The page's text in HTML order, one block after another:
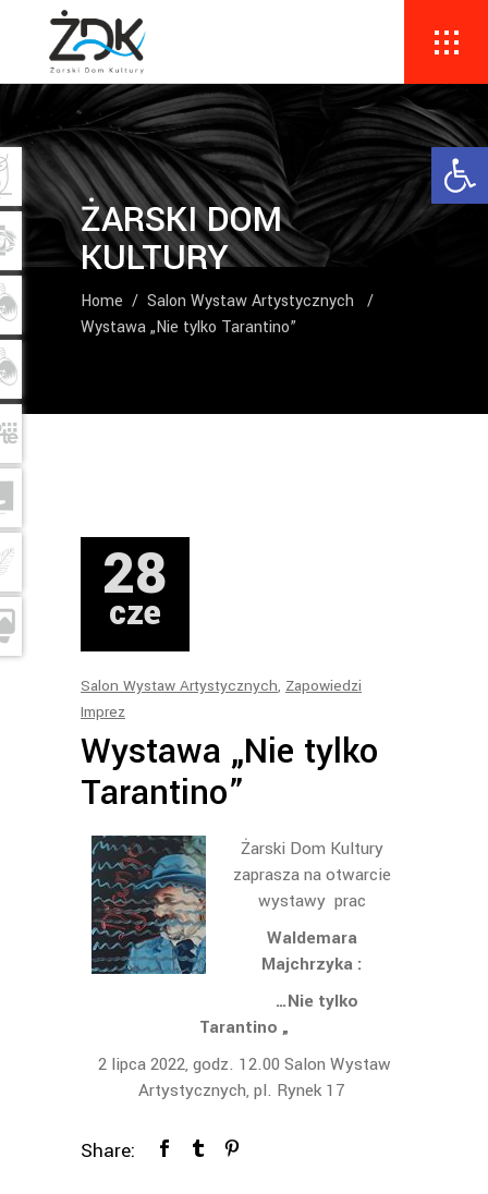
ŻARSKI DOM
KULTURY
Home / Salon Wystaw Artystycznych
/
Wystawa „Nie tylko Tarantino”
28
cze
Salon Wystaw Artystycznych, Zapowiedzi
Imprez
Wystawa „Nie tylko
Tarantino”
Żarski Dom Kultury
zaprasza na otwarcie
wystawy prac
Waldemara
Majchrzyka :
…Nie tylko
Tarantino „
2 lipca 2022, godz. 12.00 Salon Wystaw
Artystycznych, pl. Rynek 17
Share: